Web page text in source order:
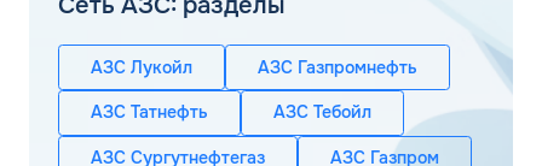
АЗС Лукойл АЗС Газпромнефть
АЗС Татнефть АЗС Тебойл
АЗС Сургутнефтегаз АЗС Газпром